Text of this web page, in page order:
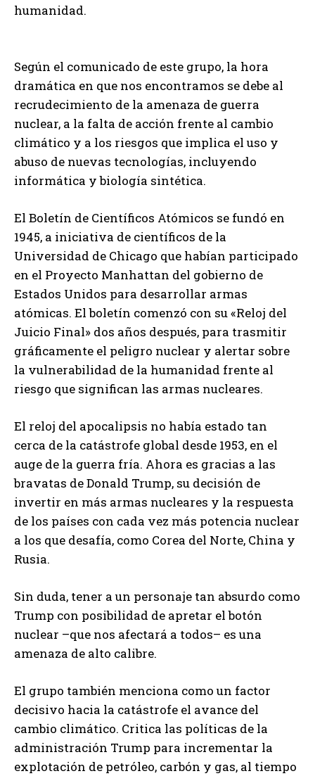
humanidad.
Según el comunicado de este grupo, la hora
dramática en que nos encontramos se debe al
recrudecimiento de la amenaza de guerra
nuclear, a la falta de acción frente al cambio
climático y a los riesgos que implica el uso y
abuso de nuevas tecnologías, incluyendo
informática y biología sintética.
El Boletín de Científicos Atómicos se fundó en
1945, a iniciativa de científicos de la
Universidad de Chicago que habían participado
en el Proyecto Manhattan del gobierno de
Estados Unidos para desarrollar armas
atómicas. El boletín comenzó con su «Reloj del
Juicio Final» dos años después, para trasmitir
gráficamente el peligro nuclear y alertar sobre
la vulnerabilidad de la humanidad frente al
riesgo que significan las armas nucleares.
El reloj del apocalipsis no había estado tan
cerca de la catástrofe global desde 1953, en el
auge de la guerra fría. Ahora es gracias a las
bravatas de Donald Trump, su decisión de
invertir en más armas nucleares y la respuesta
de los países con cada vez más potencia nuclear
a los que desafía, como Corea del Norte, China y
Rusia.
Sin duda, tener a un personaje tan absurdo como
Trump con posibilidad de apretar el botón
nuclear –que nos afectará a todos– es una
amenaza de alto calibre.
El grupo también menciona como un factor
decisivo hacia la catástrofe el avance del
cambio climático. Critica las políticas de la
administración Trump para incrementar la
explotación de petróleo, carbón y gas, al tiempo